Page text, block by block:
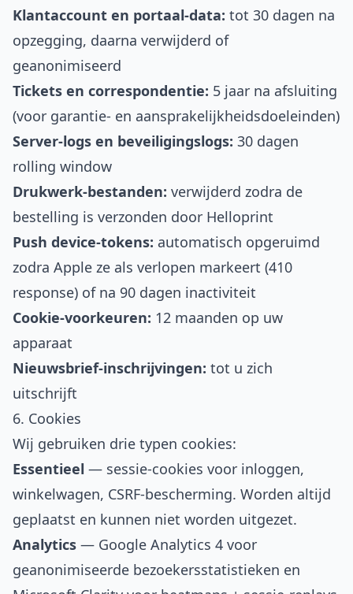
Klantaccount en portaal-data: tot 30 dagen na
opzegging, daarna verwijderd of
geanonimiseerd
Tickets en correspondentie: 5 jaar na afsluiting
(voor garantie- en aansprakelijkheidsdoeleinden)
Server-logs en beveiligingslogs: 30 dagen
rolling window
Drukwerk-bestanden: verwijderd zodra de
bestelling is verzonden door Helloprint
Push device-tokens: automatisch opgeruimd
zodra Apple ze als verlopen markeert (410
response) of na 90 dagen inactiviteit
Cookie-voorkeuren: 12 maanden op uw
apparaat
Nieuwsbrief-inschrijvingen: tot u zich
uitschrijft
6. Cookies
Wij gebruiken drie typen cookies:
Essentieel — sessie-cookies voor inloggen,
winkelwagen, CSRF-bescherming. Worden altijd
geplaatst en kunnen niet worden uitgezet.
Analytics — Google Analytics 4 voor
geanonimiseerde bezoekersstatistieken en